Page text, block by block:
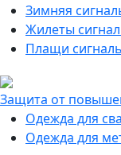
Зимняя
Жилеты
Плащи
Защита от
Одежда для
Одежда для